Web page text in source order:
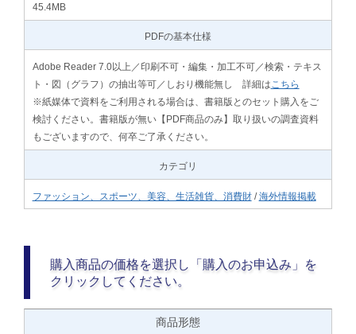
45.4MB
PDFの基本仕様
Adobe Reader 7.0以上／印刷不可・編集・加工不可／検索・テキス
ト・図（グラフ）の抽出等可／しおり機能無し 詳細は こちら
※紙媒体で資料をご利用される場合は、書籍版とのセット購入をご
検討ください。書籍版が無い【PDF商品のみ】取り扱いの調査資料
もございますので、何卒ご了承ください。
カテゴリ
ファッション、スポーツ、美容、生活雑貨、消費財/海外情報掲載
購入商品の価格を選択し「購入のお申込み」を
クリックしてください。
商品形態